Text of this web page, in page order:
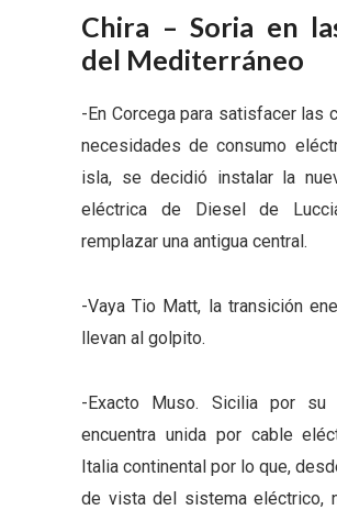
Chira – Soria en
del Mediterráneo
-En Corcega para satisfacer las
necesidades de consumo
isla, se decidió instalar la
eléctrica de Diesel de
remplazar una antigua central.
-Vaya Tio Matt, la transición
llevan al golpito.
-Exacto Muso. Sicilia por su
encuentra unida por cable
Italia continental por lo que,
de vista del sistema eléctrico,